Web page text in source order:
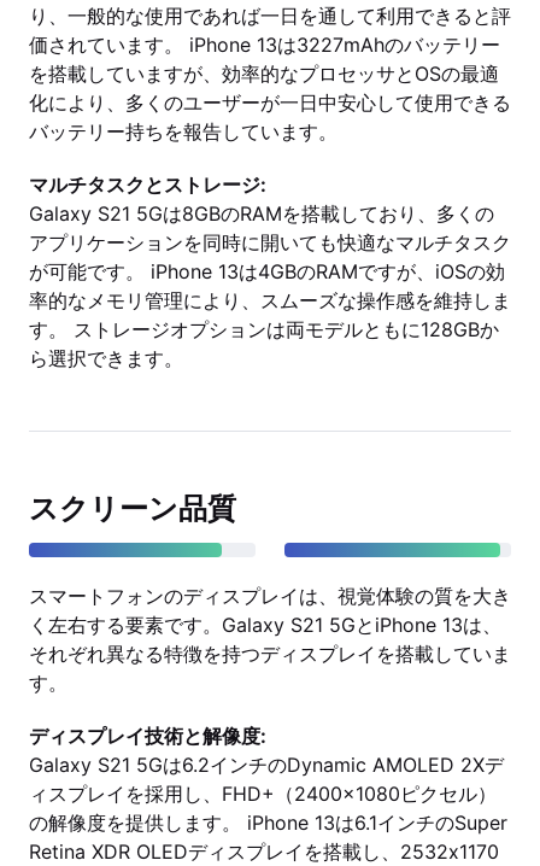
り、一般的な使用であれば一日を通して利用できると評
価されています。 iPhone 13は3227mAhのバッテリー
を搭載していますが、効率的なプロセッサとOSの最適
化により、多くのユーザーが一日中安心して使用できる
バッテリー持ちを報告しています。
マルチタスクとストレージ:
Galaxy S21 5Gは8GBのRAMを搭載しており、多くの
アプリケーションを同時に開いても快適なマルチタスク
が可能です。 iPhone 13は4GBのRAMですが、iOSの効
率的なメモリ管理により、スムーズな操作感を維持しま
す。 ストレージオプションは両モデルともに128GBか
ら選択できます。
スクリーン品質
スマートフォンのディスプレイは、視覚体験の質を大き
く左右する要素です。Galaxy S21 5GとiPhone 13は、
それぞれ異なる特徴を持つディスプレイを搭載していま
す。
ディスプレイ技術と解像度:
Galaxy S21 5Gは6.2インチのDynamic AMOLED 2Xデ
ィスプレイを採用し、FHD+（2400x1080ピクセル）
の解像度を提供します。 iPhone 13は6.1インチのSuper
Retina XDR OLEDディスプレイを搭載し、2532x1170